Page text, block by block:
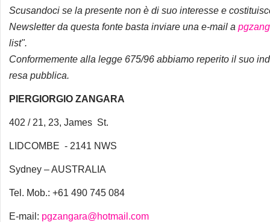
Scusandoci se la presente non è di suo interesse e
Newsletter da questa fonte basta inviare una e-mail a
list".
Conformemente alla legge 675/96 abbiamo reperito il suo
resa pubblica.
PIERGIORGIO ZANGARA
402 / 21, 23, James St.
LIDCOMBE - 2141 NWS
Sydney – AUSTRALIA
Tel. Mob.: +61 490 745 084
E-mail: pgzangara@hotmail.com